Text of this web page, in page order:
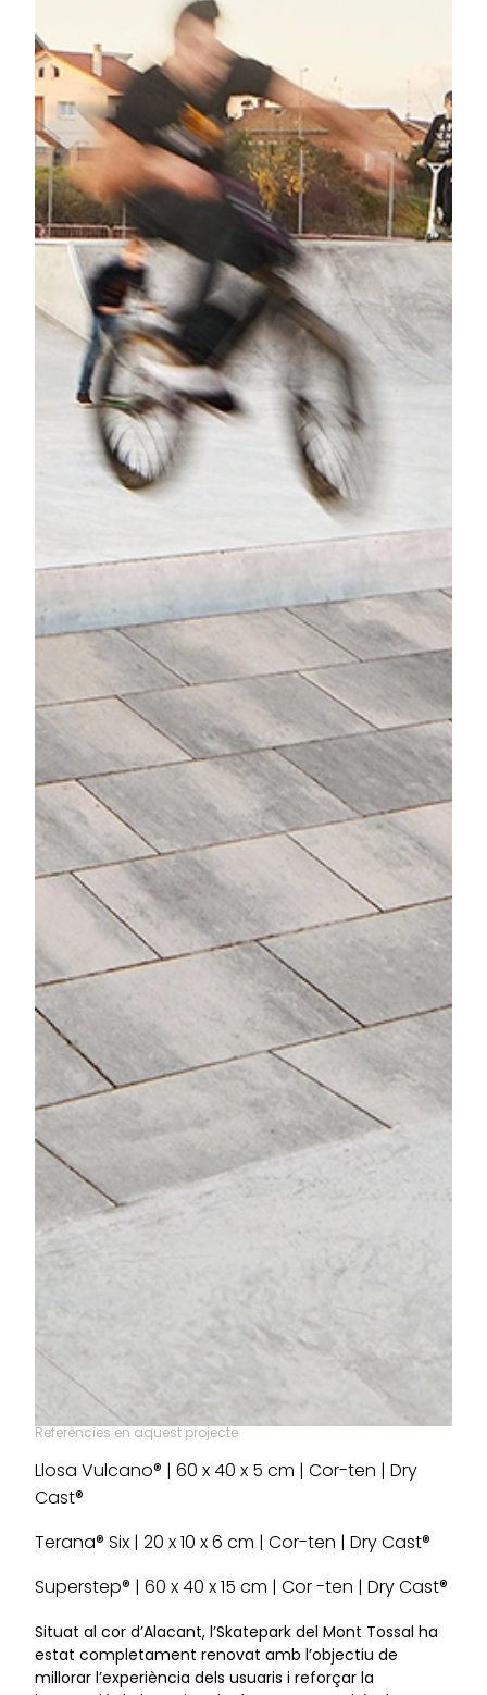
Referències en aquest projecte
Llosa Vulcano® | 60 x 40 x 5 cm | Cor-ten | Dry
Cast®
Terana® Six | 20 x 10 x 6 cm | Cor-ten | Dry Cast®
Superstep® | 60 x 40 x 15 cm | Cor -ten | Dry Cast®
Situat al cor d’Alacant, l’Skatepark del Mont Tossal ha
estat completament renovat amb l’objectiu de
millorar l’experiència dels usuaris i reforçar la